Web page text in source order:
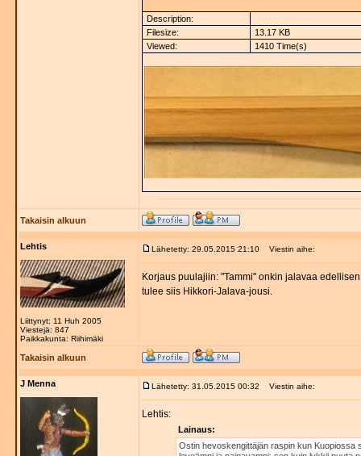
Description:
Filesize:
13.17 KB
Viewed:
1410 Time(s)
Takaisin alkuun
Lehtis
Liittynyt: 11 Huh 2005
Viestejä: 847
Paikkakunta: Riihimäki
Lähetetty: 29.05.2015 21:10 Viestin aihe:
Korjaus puulajiin: "Tammi" onkin jalavaa
tulee siis Hikkori-Jalava-jousi.
Takaisin alkuun
J Menna Lähetetty: 31.05.2015 00:32 Viestin aihe:
Lehtis:
Lainaus:
Ostin hevoskengittäjän raspin kun Kuopiossa